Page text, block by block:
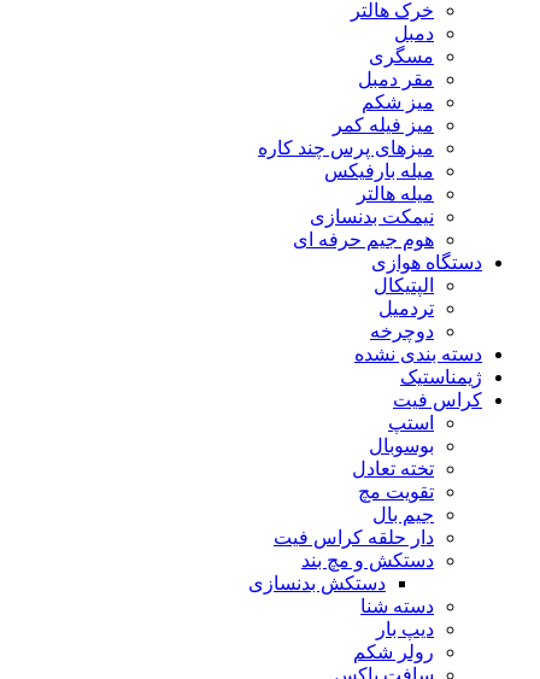
خرک هالتر
دمبل
مسگری
مقر دمبل
میز شکم
میز فیله کمر
میزهای پرس چند کاره
میله بارفیکس
میله هالتر
نیمکت بدنسازی
هوم جیم حرفه ای
دستگاه هوازی
الپتیکال
تردمیل
دوچرخه
دسته بندی نشده
ژیمناستیک
کراس فیت
استپ
بوسوبال
تخته تعادل
تقویت مچ
جیم بال
دار حلقه کراس فیت
دستکش و مچ بند
دستکش بدنسازی
دسته شنا
دیپ بار
رولر شکم
سافت باکس